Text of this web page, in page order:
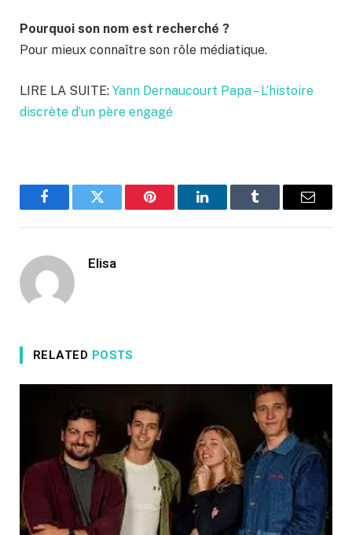
Pourquoi son nom est recherché ?
Pour mieux connaître son rôle médiatique.
LIRE LA SUITE: Yann Dernaucourt Papa – L’histoire
discrète d’un père engagé
FacebookTwitter Pinterest LinkedInTumblr Email
Elisa
RELATED POSTS